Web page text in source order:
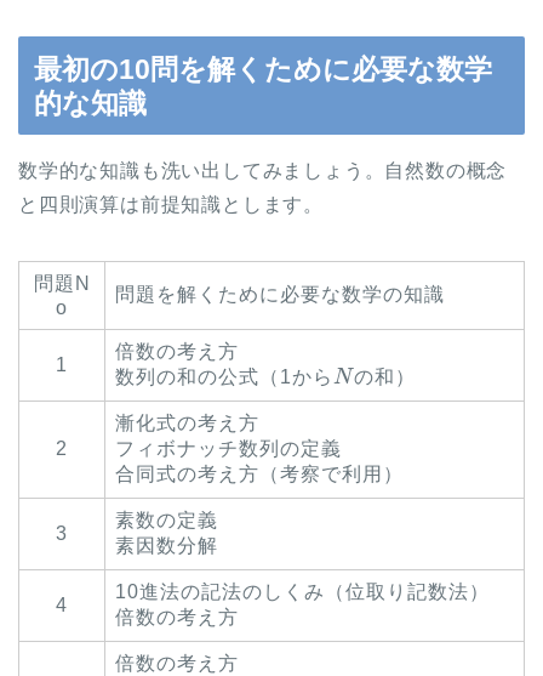
最初の10問を解くために必要な数学
的な知識
数学的な知識も洗い出してみましょう。自然数の概念
と四則演算は前提知識とします。
問題N
o
問題を解くために必要な数学の知識
1
倍数の考え方
数列の和の公式（1から
N
の和）
2
漸化式の考え方
フィボナッチ数列の定義
合同式の考え方（考察で利用）
3
素数の定義
素因数分解
4
10進法の記法のしくみ（位取り記数法）
倍数の考え方
倍数の考え方